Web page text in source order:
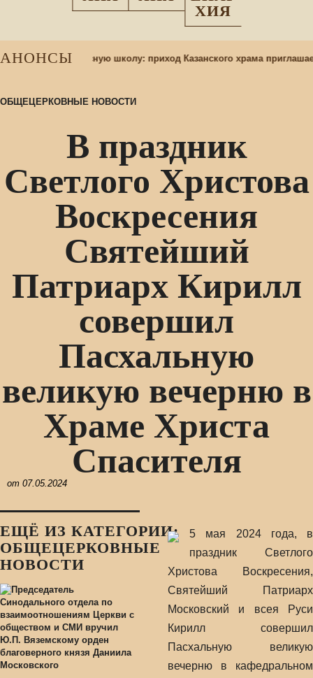
ХИЯ
АНОНСЫ
в воскресную школу: приход Казанского храма приглашает
ОБЩЕЦЕРКОВНЫЕ НОВОСТИ
В праздник
Светлого Христова
Воскресения
Святейший
Патриарх Кирилл
совершил
Пасхальную
великую вечерню в
Храме Христа
Спасителя
от 07.05.2024
ЕЩЁ ИЗ КАТЕГОРИИ:
ОБЩЕЦЕРКОВНЫЕ
НОВОСТИ
5 мая 2024 года, в
праздник Светлого
Христова Воскресения,
Святейший Патриарх
Московский и всея Руси
Кирилл совершил
Пасхальную великую
вечерню в кафедральном